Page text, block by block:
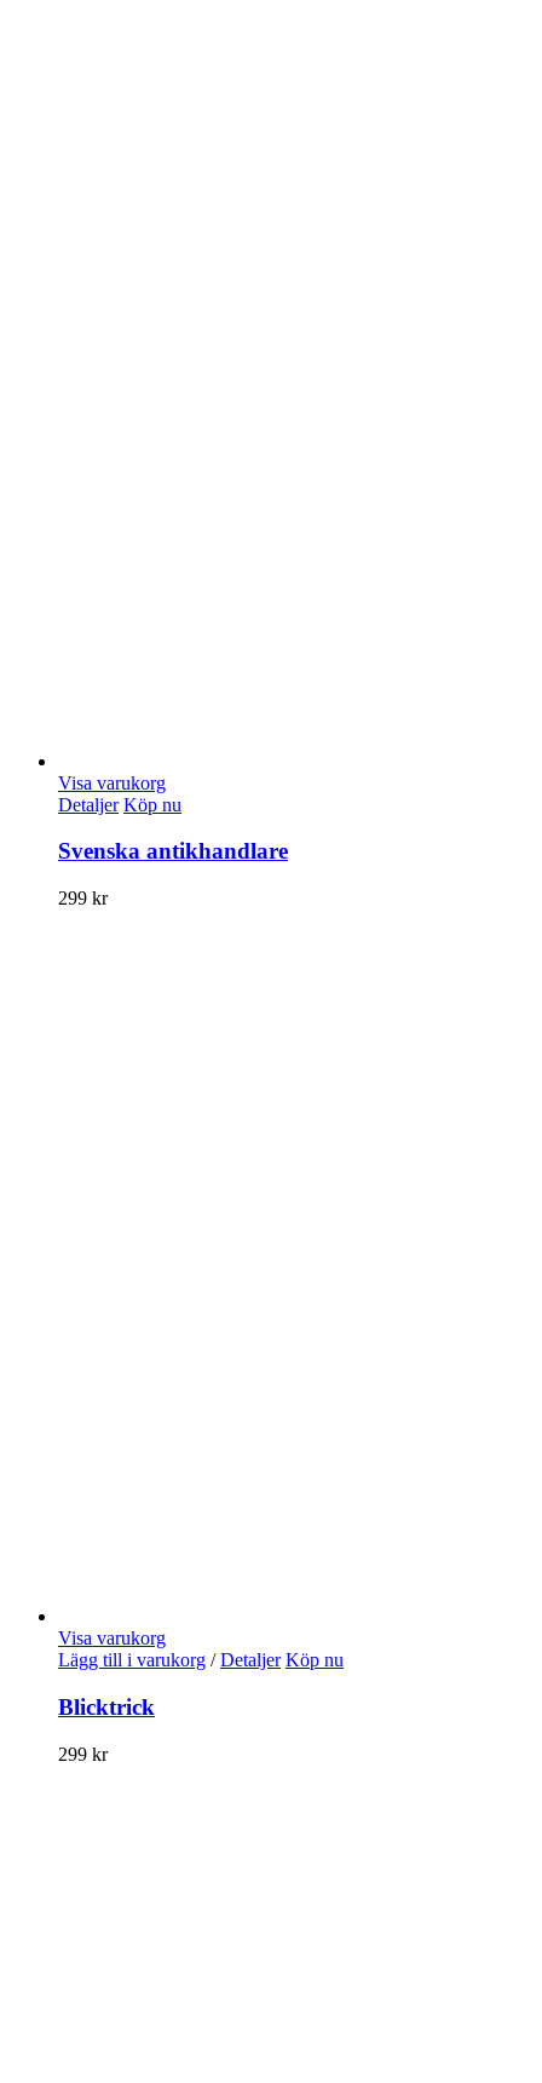
Visa varukorg
Detaljer Köp nu
Svenska antikhandlare
299 kr
Visa varukorg
Lägg till i varukorg / Detaljer Köp nu
Blicktrick
299 kr